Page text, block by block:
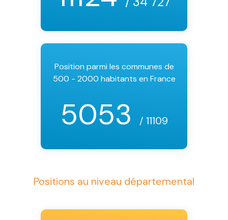
Position parmi les communes de
500 - 2000 habitants en France
5053 / 11109
Positions au niveau départemental